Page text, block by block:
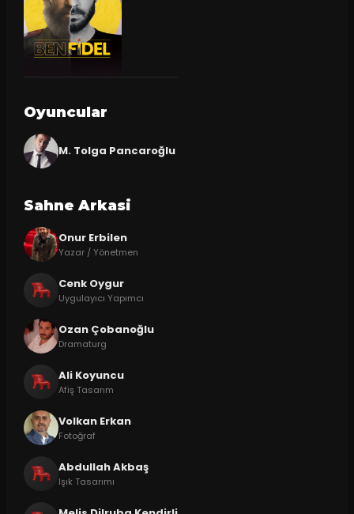
Oyuncular
M. Tolga Pancaroğlu
Sahne Arkasi
Onur Erbilen
Yazar / Yönetmen
Cenk Oygur
Uygulayıcı Yapımcı
Ozan Çobanoğlu
Dramaturg
Ali Koyuncu
Afiş Tasarım
Volkan Erkan
Fotoğraf
Abdullah Akbaş
Işık Tasarımı